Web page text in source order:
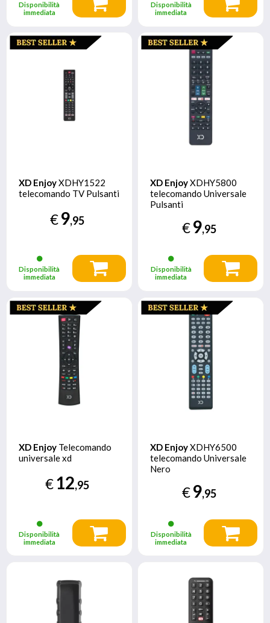
Disponibilità
immediata
Disponibilità
immediata
XD EnjoyXDHY1522
telecomando TV Pulsanti
€9,95
Disponibilità
immediata
XD EnjoyXDHY5800
telecomando Universale
Pulsanti
€9,95
Disponibilità
immediata
XD Enjoy Telecomando
universale xd
€12,95
Disponibilità
immediata
XD EnjoyXDHY6500
telecomando Universale
Nero
€9,95
Disponibilità
immediata